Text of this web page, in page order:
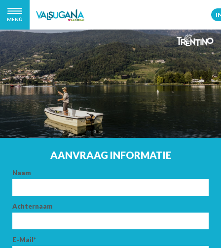
MENÙ
AANVRAAG INFORMATIE
Naam
Achternaam
E-Mail*